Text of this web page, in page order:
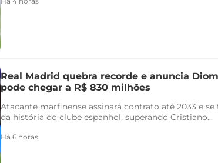
Real Madrid quebra recorde e anuncia
pode chegar a R$ 830 milhões
Atacante marfinense assinará contrato até 2033 e
da história do clube espanhol, superando Cristiano...
Há 6 horas